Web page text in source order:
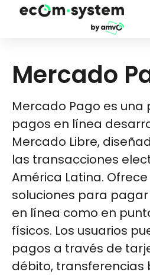
Mercado
Mercado Pago es
pagos en línea
Mercado Libre,
las transacciones
América Latina.
soluciones para
en línea como en
físicos. Los usuarios
pagos a través de
débito, transferencias